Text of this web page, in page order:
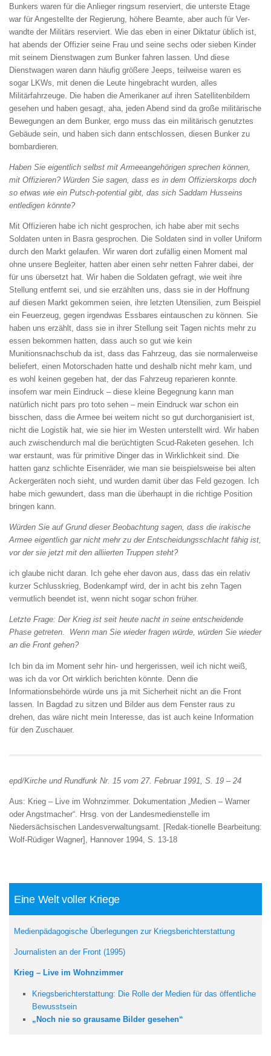
Bunkers waren für die Anlieger ringsum reserviert, die unterste Etage
war für Angestellte der Regierung, höhere Beamte, aber auch für Ver­
wandte der Militärs reserviert. Wie das eben in einer Diktatur üblich ist,
hat abends der Offizier seine Frau und seine sechs oder sieben Kinder
mit seinem Dienstwagen zum Bunker fahren lassen. Und diese
Dienstwagen waren dann häufig größere Jeeps, teilweise waren es
sogar LKWs, mit denen die Leute hingebracht wurden, alles
Militärfahrzeuge. Die haben die Amerikaner auf ihren Satellitenbildern
gesehen und haben gesagt, aha, jeden Abend sind da große militärische
Bewegungen an dem Bunker, ergo muss das ein militärisch genutztes
Gebäude sein, und haben sich dann entschlossen, diesen Bunker zu
bombardieren.
Haben Sie eigentlich selbst mit Armeeangehörigen sprechen können,
mit Offizieren? Würden Sie sagen, dass es in dem Offizierskorps doch
so etwas wie ein Putsch-potential gibt, das sich Saddam Husseins
entledigen könnte?
Mit Offizieren habe ich nicht gesprochen, ich habe aber mit sechs
Soldaten unten in Basra gesprochen. Die Soldaten sind in voller Uniform
durch den Markt gelaufen. Wir waren dort zufällig einen Moment mal
ohne unsere Begleiter, hatten aber einen sehr netten Fahrer dabei, der
für uns übersetzt hat. Wir haben die Soldaten gefragt, wie weit ihre
Stellung entfernt sei, und sie erzählten uns, dass sie in der Hoffnung
auf diesen Markt gekommen seien, ihre letzten Utensilien, zum Beispiel
ein Feuerzeug, gegen irgendwas Essbares eintauschen zu können. Sie
haben uns erzählt, dass sie in ihrer Stellung seit Tagen nichts mehr zu
essen bekommen hatten, dass auch so gut wie kein
Munitionsnachschub da ist, dass das Fahrzeug, das sie normalerweise
beliefert, einen Motorschaden hatte und deshalb nicht mehr kam, und
es wohl keinen gegeben hat, der das Fahrzeug reparieren konnte.
insofern war mein Eindruck – diese kleine Begegnung kann man
natürlich nicht pars pro toto sehen – mein Eindruck war schon ein
bisschen, dass die Armee bei weitem nicht so gut durchorganisiert ist,
nicht die Logistik hat, wie sie hier im Westen unterstellt wird. Wir haben
auch zwischendurch mal die berüchtigten Scud-Raketen gesehen. Ich
war erstaunt, was für primitive Dinger das in Wirklichkeit sind. Die
hatten ganz schlichte Eisenräder, wie man sie beispielsweise bei alten
Ackergeräten noch sieht, und wurden damit über das Feld gezogen. Ich
habe mich gewundert, dass man die über­haupt in die richtige Position
bringen kann.
Würden Sie auf Grund dieser Beobachtung sagen, dass die irakische
Armee eigentlich gar nicht mehr zu der Entscheidungsschlacht fähig ist,
vor der sie jetzt mit den alliierten Truppen steht?
ich glaube nicht daran. Ich gehe eher davon aus, dass das ein relativ
kurzer Schluss­krieg, Bodenkampf wird, der in acht bis zehn Tagen
vermutlich beendet ist, wenn nicht sogar schon früher.
Letzte Frage: Der Krieg ist seit heute nacht in seine entscheidende
Phase getreten. Wenn man Sie wieder fragen würde, würden Sie wieder
an die Front gehen?
Ich bin da im Moment sehr hin- und hergerissen, weil ich nicht weiß,
was ich da vor Ort wirklich berichten könnte. Denn die
Informationsbehörde würde uns ja mit Sicherheit nicht an die Front
lassen. In Bagdad zu sitzen und Bilder aus dem Fenster raus zu
drehen, das wäre nicht mein Interesse, das ist auch keine Information
für den Zuschauer.
epd/Kirche und Rundfunk Nr. 15 vom 27. Februar 1991, S. 19 – 24
Aus: Krieg – Live im Wohnzimmer. Dokumentation „Medien – Warner
oder Angstmacher“. Hrsg. von der Landesmedienstelle im
Niedersächsischen Landesverwaltungsamt. [Redak-tionelle Bearbeitung:
Wolf-Rüdiger Wagner], Hannover 1994, S. 13-18
Eine Welt voller Kriege
Medienpädagogische Überlegungen zur Kriegsberichterstattung
Journalisten an der Front (1995)
Krieg – Live im Wohnzimmer
Kriegsberichterstattung: Die Rolle der Medien für das öffentliche
Bewusstsein
„Noch nie so grausame Bilder gesehen“